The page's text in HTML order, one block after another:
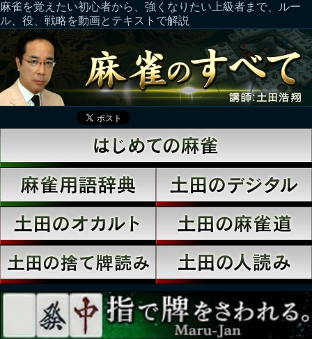
麻雀を覚えたい初心者から、強くなりたい上級者まで、ルー
ル、役、戦略を動画とテキストで解説